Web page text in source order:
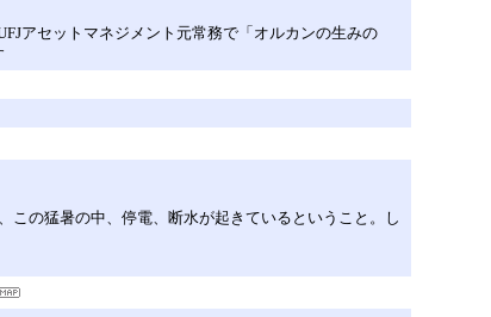
アセットマネジメント元常務で「オルカンの生みの
の猛暑の中、停電、断水が起きているということ。し